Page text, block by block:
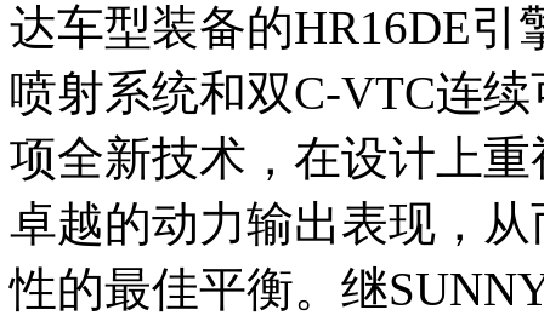
达车型装备的HR16DE
喷射系统和双C-VTC连
项全新技术，在设计上
卓越的动力输出表现，
性的最佳平衡。继